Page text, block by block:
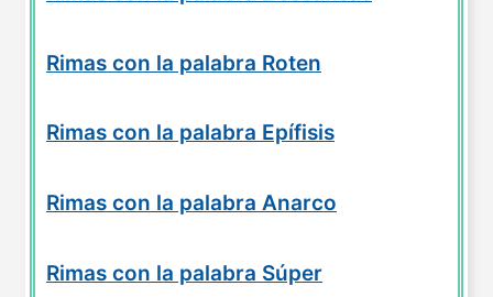
Rimas con la palabra Roten
Rimas con la palabra Epífisis
Rimas con la palabra Anarco
Rimas con la palabra Súper